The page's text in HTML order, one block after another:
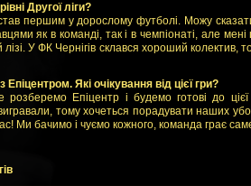
Другої ліги?
першим у дорослому футболі. Можу
як в команді, так і в чемпіонаті, але
лізі. У ФК Чернігів склався хороший
Які очікування від цієї гри?
Епіцентр і будемо готові до цієї
тому хочеться порадувати наших
Ми бачимо і чуємо кожного, команда грає